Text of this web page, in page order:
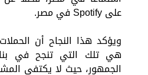
على Spotify في مصر.
ويؤكد هذا النجاح أن الحملات
هي تلك التي تنجح في
الجمهور، حيث لا يكتفي